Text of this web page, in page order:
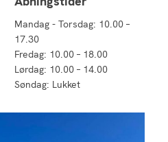
Mandag - Torsdag: 10.00 –
17.30
Fredag: 10.00 – 18.00
Lørdag: 10.00 – 14.00
Søndag: Lukket